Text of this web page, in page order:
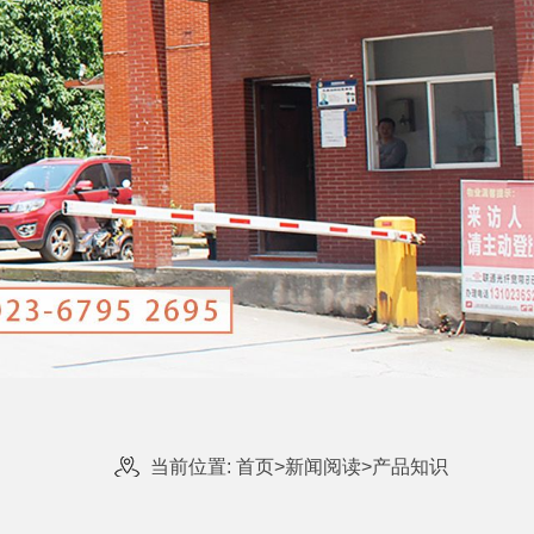
当前位置: 首页>新闻阅读>产品知识